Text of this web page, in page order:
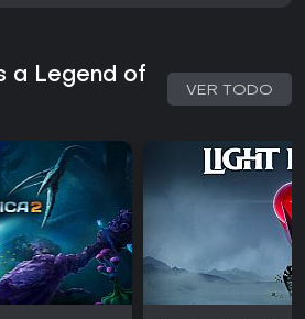
a Legend of
VER TODO